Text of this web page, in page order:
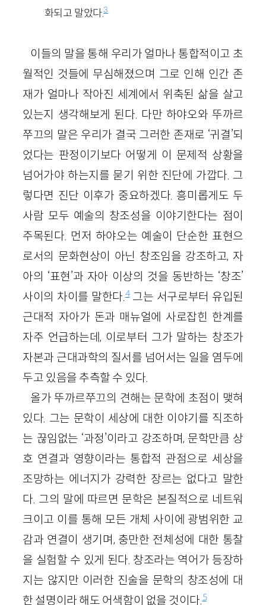
화되고 말았다.3
이들의 말을 통해 우리가 얼마나 통합적이고 초
월적인 것들에 무심해졌으며 그로 인해 인간 존
재가 얼마나 작아진 세계에서 위축된 삶을 살고
있는지 생각해보게 된다. 다만 하야오와 뚜까르
쭈끄의 말은 우리가 결국 그러한 존재로 ‘귀결’되
었다는 판정이기보다 어떻게 이 문제적 상황을
넘어가야 하는지를 묻기 위한 진단에 가깝다. 그
렇다면 진단 이후가 중요하겠다. 흥미롭게도 두
사람 모두 예술의 창조성을 이야기한다는 점이
주목된다. 먼저 하야오는 예술이 단순한 표현으
로서의 문화현상이 아닌 창조임을 강조하고, 자
아의 ‘표현’과 자아 이상의 것을 동반하는 ‘창조’
사이의 차이를 말한다.4그는 서구로부터 유입된
근대적 자아가 돈과 매뉴얼에 사로잡힌 한계를
자주 언급하는데, 이로부터 그가 말하는 창조가
자본과 근대과학의 질서를 넘어서는 일을 염두에
두고 있음을 추측할 수 있다.
올가 뚜까르쭈끄의 견해는 문학에 초점이 맺혀
있다. 그는 문학이 세상에 대한 이야기를 직조하
는 끊임없는 ‘과정’이라고 강조하며, 문학만큼 상
호 연결과 영향이라는 통합적 관점으로 세상을
조망하는 에너지가 강력한 장르는 없다고 말한
다. 그의 말에 따르면 문학은 본질적으로 네트워
크이고 이를 통해 모든 개체 사이에 광범위한 교
감과 연결이 생기며, 충만한 전체성에 대한 통찰
을 실험할 수 있게 된다. 창조라는 역어가 등장하
지는 않지만 이러한 진술을 문학의 창조성에 대
한 설명이라 해도 어색함이 없을 것이다.5